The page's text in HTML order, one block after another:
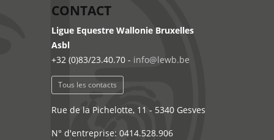
CONTACT
Ligue Equestre Wallonie Bruxelles
Asbl
+32 (0)83/23.40.70 - info@lewb.be
Tous les contacts
Rue de la Pichelotte, 11 - 5340 Gesves
N° d'entreprise: 0414.528.906